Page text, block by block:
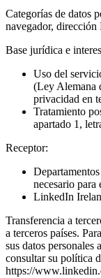
Categorías de datos
navegador, dirección
Base jurídica e
Uso del
(Ley Alemana
privacidad en
Tratamiento
apartado 1,
Receptor:
necesario para
LinkedIn
Transferencia a
a terceros países.
sus datos personales
consultar su política
https://